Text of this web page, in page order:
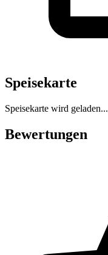
Speisekarte
Speisekarte wird geladen...
Bewertungen